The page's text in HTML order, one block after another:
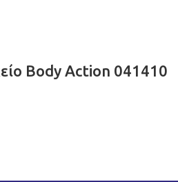
Body Action 041410